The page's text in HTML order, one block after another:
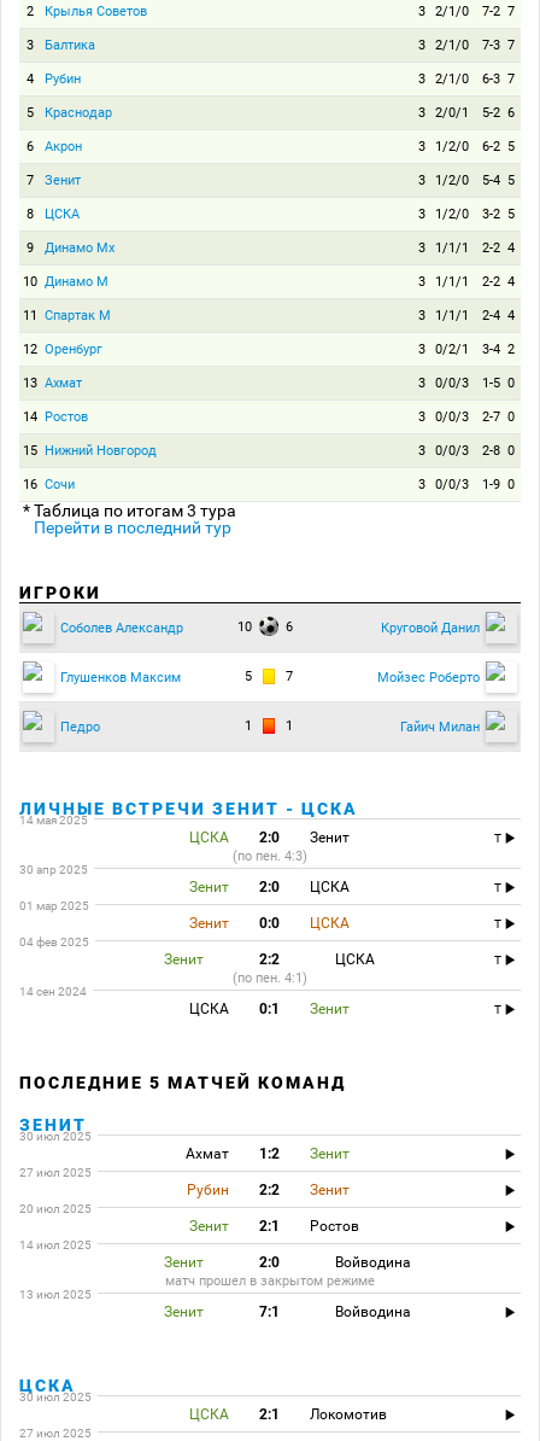
2 Крылья Советов 3 2/1/0 7-2 7
3 Балтика 3 2/1/0 7-3 7
4 Рубин 3 2/1/0 6-3 7
5 Краснодар 3 2/0/1 5-2 6
6 Акрон 3 1/2/0 6-2 5
7 Зенит 3 1/2/0 5-4 5
8 ЦСКА 3 1/2/0 3-2 5
9 Динамо Мх 3 1/1/1 2-2 4
10 Динамо М 3 1/1/1 2-2 4
11 Спартак М 3 1/1/1 2-4 4
12 Оренбург 3 0/2/1 3-4 2
13 Ахмат 3 0/0/3 1-5 0
14 Ростов 3 0/0/3 2-7 0
15 Нижний Новгород 3 0/0/3 2-8 0
16 Сочи 3 0/0/3 1-9 0
* Таблица по итогам 3 тура
Перейти в последний тур
ИГРОКИ
Соболев Александр 10 6 Круговой Данил
Глушенков Максим 5 7 Мойзес Роберто
Педро 1 1 Гайич Милан
ЛИЧНЫЕ ВСТРЕЧИ ЗЕНИТ - ЦСКА
14 мая 2025
ЦСКА 2:0 Зенит T
(по пен. 4:3)
30 апр 2025
Зенит 2:0 ЦСКА
T
01 мар 2025
Зенит 0:0 ЦСКА
T
04 фев 2025
Зенит 2:2 ЦСКА T
(по пен. 4:1)
14 сен 2024
ЦСКА 0:1 Зенит T
ПОСЛЕДНИЕ 5 МАТЧЕЙ КОМАНД
ЗЕНИТ
30 июл 2025
Ахмат 1:2 Зенит
27 июл 2025
Рубин 2:2 Зенит
20 июл 2025
Зенит 2:1 Ростов
14 июл 2025
Зенит 2:0 Войводина
матч прошел в закрытом режиме
13 июл 2025
Зенит 7:1 Войводина
ЦСКА
30 июл 2025
ЦСКА 2:1 Локомотив
27 июл 2025